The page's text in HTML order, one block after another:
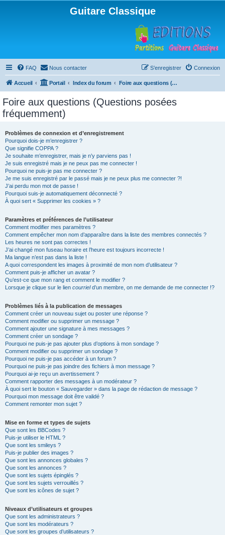
Guitare Classique
FAQ Nous contacter Connexion
S’enregistrer
Accueil Portail Index du forum Foire aux questions (Questions posées fréquemment)
Foire aux questions (Questions posées
fréquemment)
Problèmes de connexion et d’enregistrement
Pourquoi dois-je m’enregistrer ?
Que signifie COPPA ?
Je souhaite m’enregistrer, mais je n’y parviens pas !
Je suis enregistré mais je ne peux pas me connecter !
Pourquoi ne puis-je pas me connecter ?
Je me suis enregistré par le passé mais je ne peux plus me connecter ?!
J’ai perdu mon mot de passe !
Pourquoi suis-je automatiquement déconnecté ?
À quoi sert « Supprimer les cookies » ?
Paramètres et préférences de l’utilisateur
Comment modifier mes paramètres ?
Comment empêcher mon nom d’apparaître dans la liste des membres connectés ?
Les heures ne sont pas correctes !
J’ai changé mon fuseau horaire et l’heure est toujours incorrecte !
Ma langue n’est pas dans la liste !
A quoi correspondent les images à proximité de mon nom d’utilisateur ?
Comment puis-je afficher un avatar ?
Qu’est-ce que mon rang et comment le modifier ?
Lorsque je clique sur le lien courrield’un membre, on me demande de me connecter !?
Problèmes liés à la publication de messages
Comment créer un nouveau sujet ou poster une réponse ?
Comment modifier ou supprimer un message ?
Comment ajouter une signature à mes messages ?
Comment créer un sondage ?
Pourquoi ne puis-je pas ajouter plus d’options à mon sondage ?
Comment modifier ou supprimer un sondage ?
Pourquoi ne puis-je pas accéder à un forum ?
Pourquoi ne puis-je pas joindre des fichiers à mon message ?
Pourquoi ai-je reçu un avertissement ?
Comment rapporter des messages à un modérateur ?
À quoi sert le bouton « Sauvegarder » dans la page de rédaction de message ?
Pourquoi mon message doit être validé ?
Comment remonter mon sujet ?
Mise en forme et types de sujets
Que sont les BBCodes ?
Puis-je utiliser le HTML ?
Que sont les smileys ?
Puis-je publier des images ?
Que sont les annonces globales ?
Que sont les annonces ?
Que sont les sujets épinglés ?
Que sont les sujets verrouillés ?
Que sont les icônes de sujet ?
Niveaux d’utilisateurs et groupes
Que sont les administrateurs ?
Que sont les modérateurs ?
Que sont les groupes d’utilisateurs ?